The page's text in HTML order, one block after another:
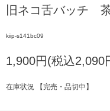
旧ネコ舌バッチ
kiip-s141bc09
1,900円(税込2,090
在庫状況 【完売・品切中】